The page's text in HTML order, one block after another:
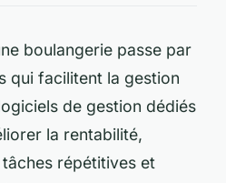
boulangerie passe par
qui facilitent la gestion
de gestion dédiés
la rentabilité,
répétitives et